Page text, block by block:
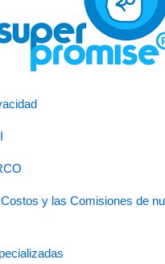
y las Comisiones de